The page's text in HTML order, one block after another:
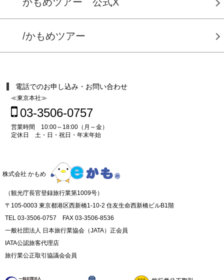
/かもめツアー
電話でのお申し込み・お問い合わせ
≪東京本社≫
03-3506-0757
営業時間 10:00～18:00（月～金）
定休日 土・日・祝日・年末年始
株式会社 かもめ
（観光庁長官登録旅行業第1009号）
〒105-0003 東京都港区西新橋1-10-2 住友生命西新橋ビルB1階
TEL 03-3506-0757 FAX 03-3506-8536
一般社団法人 日本旅行業協会（JATA）正会員
IATA公認旅客代理店
旅行業公正取引協議会会員